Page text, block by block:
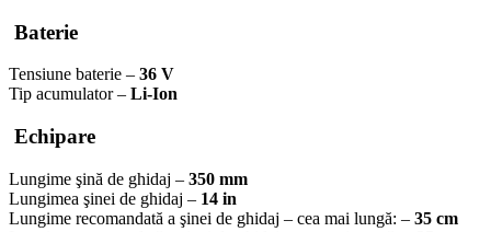
Baterie
Tensiune baterie – 36 V
Tip acumulator – Li-Ion
Echipare
Lungime şină de ghidaj – 350 mm
Lungimea şinei de ghidaj – 14 in
Lungime recomandată a şinei de ghidaj – cea mai lungă: – 35 cm